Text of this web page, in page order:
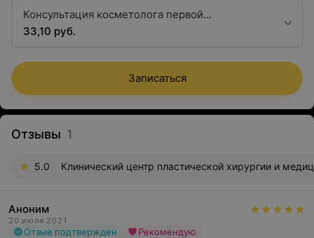
Консультация косметолога первой
квалификационной категории
33,10 руб.
Записаться
Отзывы 1
5.0 Клинический центр пластической хирургии и
Аноним
20 июля 2021
Отзыв подтвержден Рекомендую